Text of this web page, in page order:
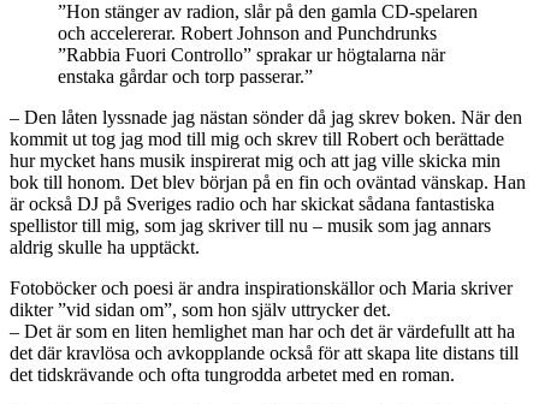
”Hon stänger av radion, slår på den gamla CD-spelaren
och accelererar. Robert Johnson and Punchdrunks
”Rabbia Fuori Controllo” sprakar ur högtalarna när
enstaka gårdar och torp passerar.”
– Den låten lyssnade jag nästan sönder då jag skrev boken. När den
kommit ut tog jag mod till mig och skrev till Robert och berättade
hur mycket hans musik inspirerat mig och att jag ville skicka min
bok till honom. Det blev början på en fin och oväntad vänskap. Han
är också DJ på Sveriges radio och har skickat sådana fantastiska
spellistor till mig, som jag skriver till nu – musik som jag annars
aldrig skulle ha upptäckt.
Fotoböcker och poesi är andra inspirationskällor och Maria skriver
dikter ”vid sidan om”, som hon själv uttrycker det.
– Det är som en liten hemlighet man har och det är värdefullt att ha
det där kravlösa och avkopplande också för att skapa lite distans till
det tidskrävande och ofta tungrodda arbetet med en roman.